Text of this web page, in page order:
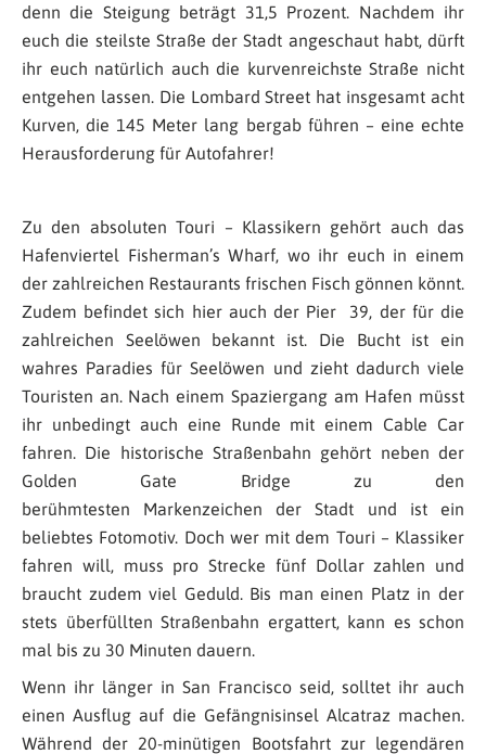
denn die Steigung beträgt 31,5 Prozent. Nachdem ihr
euch die steilste Straße der Stadt angeschaut habt, dürft
ihr euch natürlich auch die kurvenreichste Straße nicht
entgehen lassen. Die Lombard Street hat insgesamt acht
Kurven, die 145 Meter lang bergab führen – eine echte
Herausforderung für Autofahrer!
Zu den absoluten Touri – Klassikern gehört auch das
Hafenviertel Fisherman’s Wharf, wo ihr euch in einem
der zahlreichen Restaurants frischen Fisch gönnen könnt.
Zudem befindet sich hier auch der Pier 39, der für die
zahlreichen Seelöwen bekannt ist. Die Bucht ist ein
wahres Paradies für Seelöwen und zieht dadurch viele
Touristen an. Nach einem Spaziergang am Hafen müsst
ihr unbedingt auch eine Runde mit einem Cable Car
fahren. Die historische Straßenbahn gehört neben der
Golden Gate Bridge zu den
berühmtesten Markenzeichen der Stadt und ist ein
beliebtes Fotomotiv. Doch wer mit dem Touri – Klassiker
fahren will, muss pro Strecke fünf Dollar zahlen und
braucht zudem viel Geduld. Bis man einen Platz in der
stets überfüllten Straßenbahn ergattert, kann es schon
mal bis zu 30 Minuten dauern.
Wenn ihr länger in San Francisco seid, solltet ihr auch
einen Ausflug auf die Gefängnisinsel Alcatraz machen.
Während der 20-minütigen Bootsfahrt zur legendären